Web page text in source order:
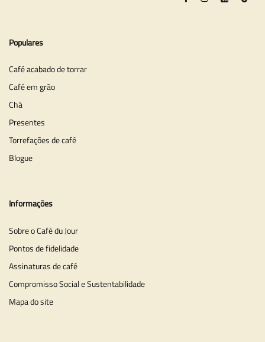
Populares
Café acabado de torrar
Café em grão
Chá
Presentes
Torrefações de café
Blogue
Informações
Sobre o Café du Jour
Pontos de fidelidade
Assinaturas de café
Compromisso Social e Sustentabilidade
Mapa do site